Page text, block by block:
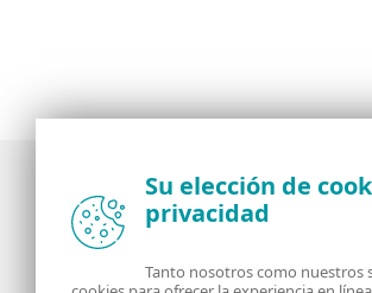
Noticias, opiniones y análisis de la comunidad de
seguridad de ESET
Su elección de
privacidad
Tanto nosotros como nuestros